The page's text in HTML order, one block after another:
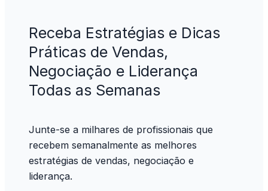
Receba Estratégias e Dicas
Práticas de Vendas,
Negociação e Liderança
Todas as Semanas
Junte-se a milhares de profissionais que
recebem semanalmente as melhores
estratégias de vendas, negociação e
liderança.